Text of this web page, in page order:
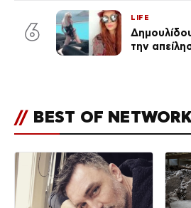
6
LIFE
την
// BEST OF